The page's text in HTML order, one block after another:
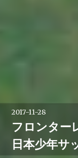
2017-11-28
フロンター
日本少年サ